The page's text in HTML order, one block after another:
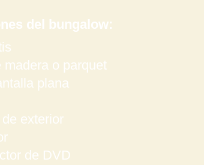
del bungalow:
madera o parquet
plana
exterior
de DVD